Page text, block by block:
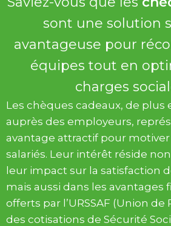
sont une solution
avantageuse pour
équipes tout en
charges
Les chèques cadeaux, de plus
auprès des employeurs,
avantage attractif pour
salariés. Leur intérêt réside
leur impact sur la satisfaction
mais aussi dans les avantages
offerts par l’URSSAF (Union
des cotisations de Sécurité